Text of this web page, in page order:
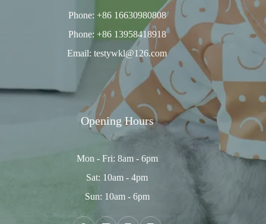
Phone: +86 16630980808
Phone: +86 13958418918
Email: testywkl@126.com
Opening Hours
Mon - Fri: 8am - 6pm
Sat: 10am - 4pm
Sun: 10am - 6pm